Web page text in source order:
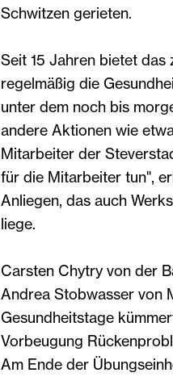
Schwitzen gerieten.
Seit 15 Jahren bietet das
regelmäßig die
unter dem noch bis
andere Aktionen wie
Mitarbeiter der
für die Mitarbeiter tun",
Anliegen, das auch
liege.
Carsten Chytry von der
Andrea Stobwasser von
Gesundheitstage
Vorbeugung
Am Ende der